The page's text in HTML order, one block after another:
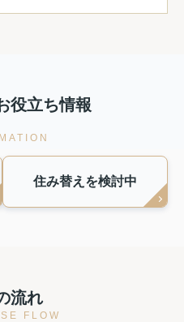
役立ち情報
住み替えを検討中
流れ
FLOW